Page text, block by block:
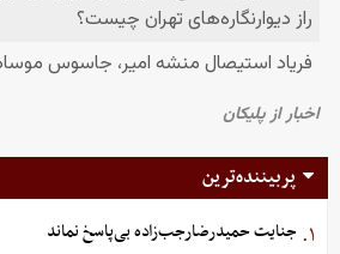
پربیننده‌ترین
۱. جنایت حمیدرضارجب‌زاده بی‌پاسخ نماند